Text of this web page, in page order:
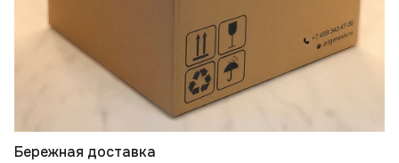
Бережная доставка